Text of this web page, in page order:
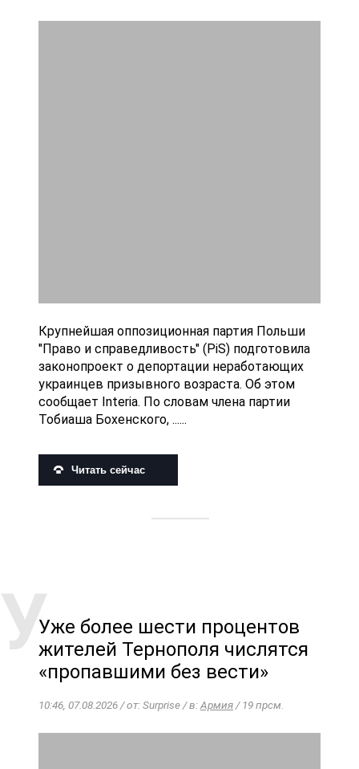
Крупнейшая оппозиционная партия Польши
"Право и справедливость" (PiS) подготовила
законопроект о депортации неработающих
украинцев призывного возраста. Об этом
сообщает Interia. По словам члена партии
Тобиаша Бохенского, ......
Читать сейчас
Уже более шести процентов
жителей Тернополя числятся
«пропавшими без вести»
10:46, 07.08.2026 / от: Surprise / в:Армия/ 19 прсм.